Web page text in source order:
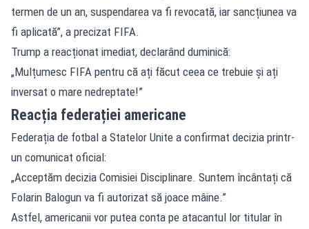
termen de un an, suspendarea va fi revocată, iar sancțiunea va
fi aplicată”, a precizat FIFA.
Trump a reacționat imediat, declarând duminică:
„Mulțumesc FIFA pentru că ați făcut ceea ce trebuie și ați
inversat o mare nedreptate!”
Reacția federației americane
Federația de fotbal a Statelor Unite a confirmat decizia printr-
un comunicat oficial:
„Acceptăm decizia Comisiei Disciplinare. Suntem încântați că
Folarin Balogun va fi autorizat să joace mâine.”
Astfel, americanii vor putea conta pe atacantul lor titular în